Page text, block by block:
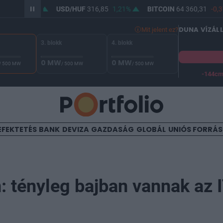
USD/HUF316,85 1,21% BITCOIN 64 360,31 -0,37%
Mit jelent ez?
/ 500 MW
3. blokk
0 MW/ 500 MW
4. blokk
0 MW/ 500 MW
DUNA
-144cm
BANK DEVIZA GAZDASÁG GLOBÁL UNIÓS
tényleg bajban vannak az